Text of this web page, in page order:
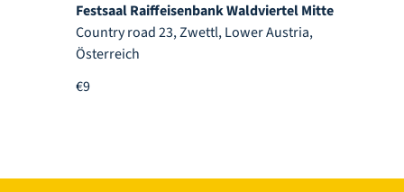
Festsaal Raiffeisenbank Waldviertel Mitte
Country road 23, Zwettl, Lower Austria,
Österreich
€9